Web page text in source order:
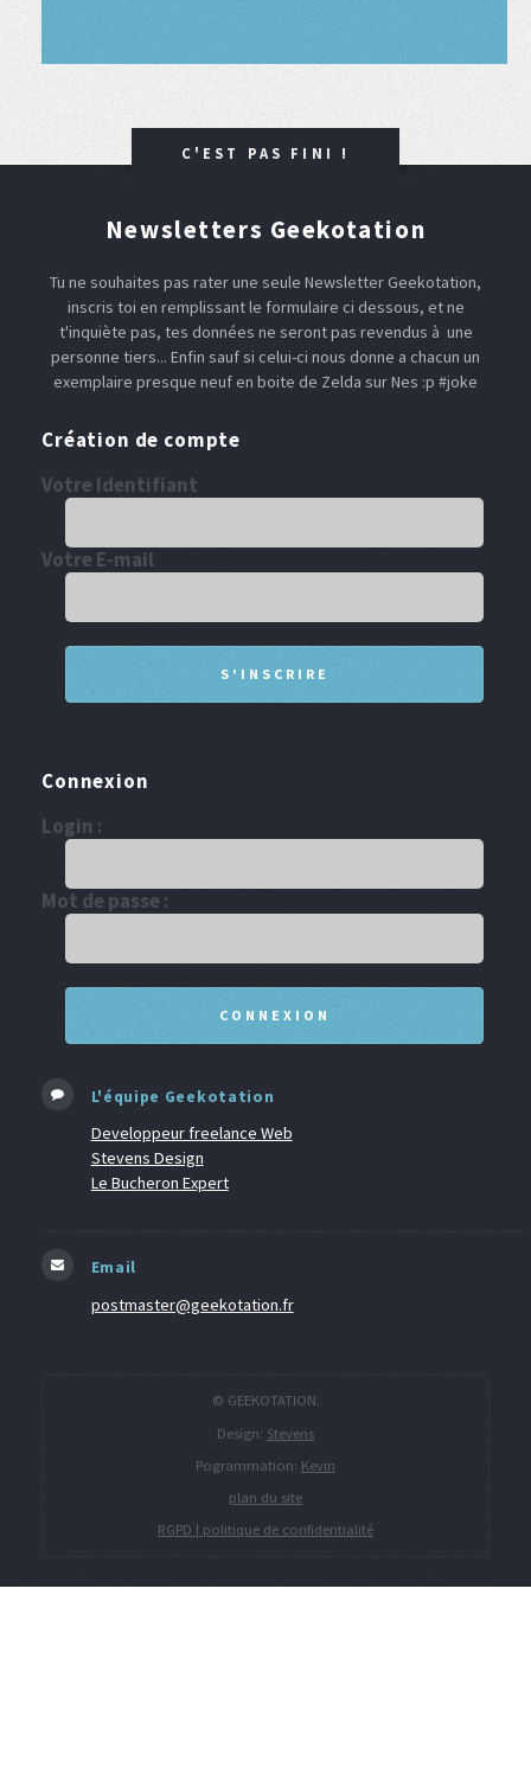
C'EST PAS FINI !
Newsletters Geekotation
Tu ne souhaites pas rater une seule Newsletter Geekotation,
inscris toi en remplissant le formulaire ci dessous, et ne
t'inquiète pas, tes données ne seront pas revendus à une
personne tiers... Enfin sauf si celui-ci nous donne a chacun un
exemplaire presque neuf en boite de Zelda sur Nes :p #joke
Création de compte
Votre Identifiant
Votre E-mail
Connexion
Login :
Mot de passe :
L'équipe Geekotation
Developpeur freelance Web
Stevens Design
Le Bucheron Expert
Email
postmaster@geekotation.fr
© GEEKOTATION.
Design: Stevens
Pogrammation: Kevin
plan du site
RGPD | politique de confidentialité